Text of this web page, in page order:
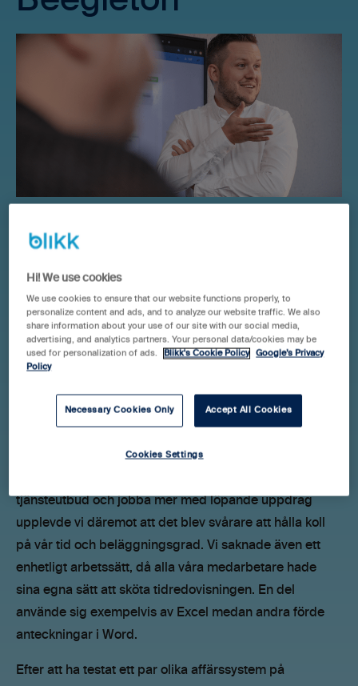
Beegleton
Byråns anställda bildar tillsammans ett kreativt team
som hjälper kunder över hela Sverige med bland annat
hemsidor, sociala medier, Google-annonsering samt
framtagning av trycksaker och logotyper.
I takt med att Beegleton började växa med fler
att hålla koll på beläggningsgraden och tiden. Marcus
tjänsteutbud och jobba mer med löpande uppdrag
upplevde vi däremot att det blev svårare att hålla koll
på vår tid och beläggningsgrad. Vi saknade även ett
enhetligt arbetssätt, då alla våra medarbetare hade
sina egna sätt att sköta tidredovisningen. En del
använde sig exempelvis av Excel medan andra förde
anteckningar i Word.
Efter att ha testat ett par olika affärssystem på
Hi! We use cookies
We use cookies to ensure that our website functions properly, to
personalize content and ads, and to analyze our website traffic. We also
share information about your use of our site with our social media,
advertising, and analytics partners. Your personal data/cookies may be
used for personalization of ads.
Blikk's Cookie Policy
Google’s Privacy
Policy
Necessary Cookies Only Accept All Cookies
Cookies Settings